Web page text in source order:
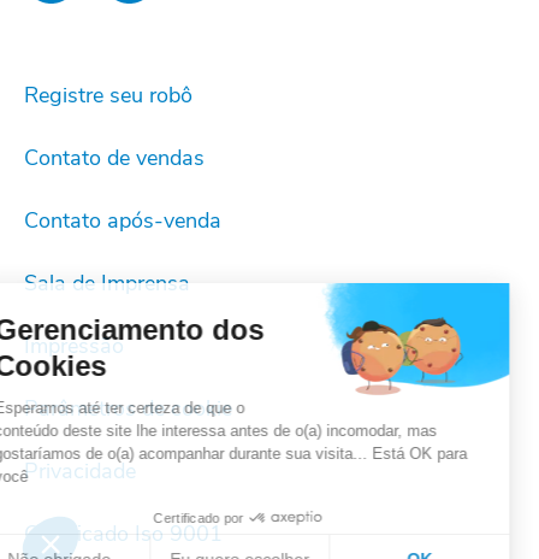
Registre seu robô
Contato de vendas
Contato após-venda
Sala de Imprensa
Impressão
Parâmetros de cookie
Privacidade
Certificado Iso 9001
Gerenciamento dos
Cookies
Esperamos até ter certeza de que o
conteúdo deste site lhe interessa antes de o(a) incomodar, mas
gostaríamos de o(a) acompanhar durante sua visita... Está OK para
você
Certificado por